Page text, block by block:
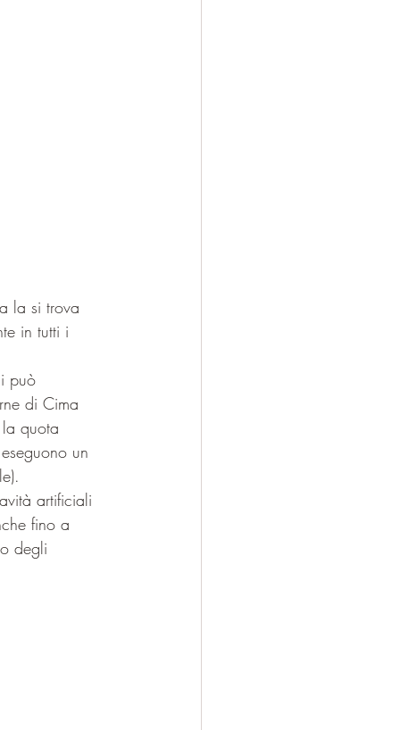
la si trova
in tutti i
può
di Cima
quota
un
artificiali
fino a
degli